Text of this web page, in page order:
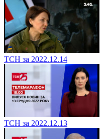
ТСН за 2022.12.14
ТСН за 2022.12.13